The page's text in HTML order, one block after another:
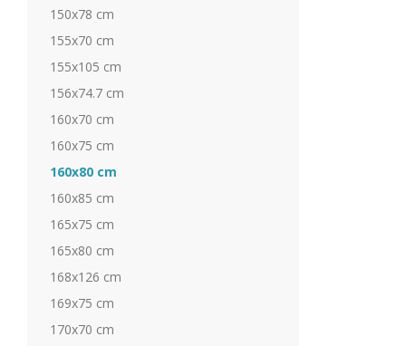
150x78 cm
155x70 cm
155x105 cm
156x74.7 cm
160x70 cm
160x75 cm
160x80 cm
160x85 cm
165x75 cm
165x80 cm
168x126 cm
169x75 cm
170x70 cm